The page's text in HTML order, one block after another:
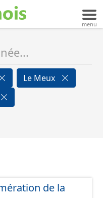
Le Meux
de la